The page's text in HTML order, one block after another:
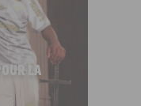
LA